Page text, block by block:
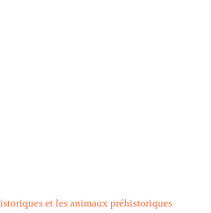
et les animaux préhistoriques